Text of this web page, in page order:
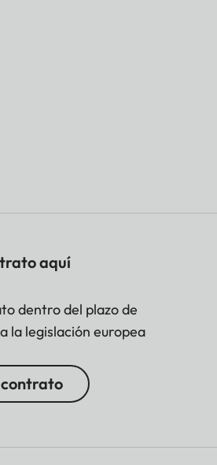
aquí
dentro del plazo de
la legislación europea